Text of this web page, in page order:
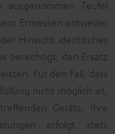
ausgenommen Teufel
Ermessen entweder
Hinsicht identisches
berechtigt, den Ersatz
Für den Fall, dass
nicht möglich ist,
Geräts. Ihre
erfolgt stets